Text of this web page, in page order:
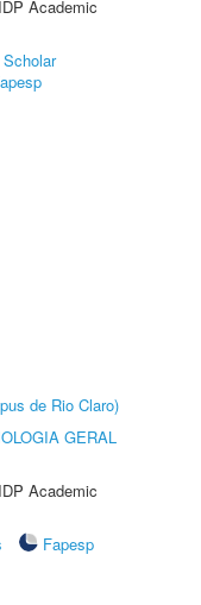
Academic
de Rio Claro)
GERAL
Academic
Fapesp